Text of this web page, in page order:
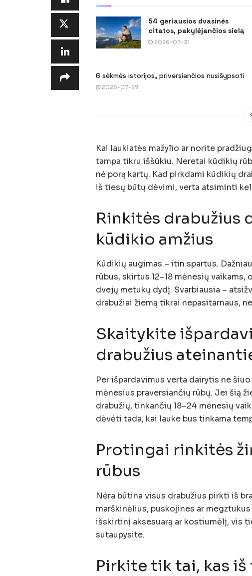
54 geriausios dvasinės
citatos, pakylėjančios sielą
2026-07-31
6 sėkmės istorijos, priversiančios nusišypsoti
2026-07-29
Kai laukiatės mažylio ar norite
tampa tikru iššūkiu. Neretai kūdikių
nė porą kartų. Kad pirkdami kūdikių
iš tiesų būtų dėvimi, verta atsiminti
Rinkitės drabužius
kūdikio amžius
Kūdikių augimas – itin spartus.
rūbus, skirtus 12–18 mėnesių
dvejų metukų dydį. Svarbiausia –
drabužiai žiemą tikrai nepasitarnaus,
Skaitykite
drabužius
Per išpardavimus verta dairytis ne
mėnesius praversiančių rūbų. Jei šią
drabužių, tinkančių 18–24 mėnesių
dėvėti tada, kai lauke bus tinkama
Protingai rinkitės
rūbus
Nėra būtina visus drabužius pirkti iš
marškinėlius, puskojines ar
išskirtinį aksesuarą ar kostiumėlį, vis
sutaupysite.
Pirkite tik tai, kas